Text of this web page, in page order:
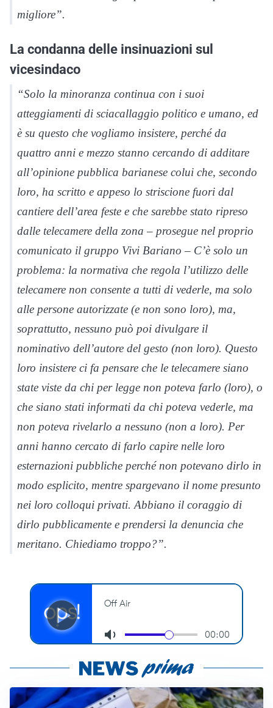
migliore”.
La condanna delle insinuazioni sul
vicesindaco
“Solo la minoranza continua con i suoi
atteggiamenti di sciacallaggio politico e umano, ed
è su questo che vogliamo insistere, perché da
quattro anni e mezzo stanno cercando di additare
all’opinione pubblica barianese colui che, secondo
loro, ha scritto e appeso lo striscione fuori dal
cantiere dell’area feste e che sarebbe stato ripreso
dalle telecamere della zona – prosegue nel proprio
comunicato il gruppo Vivi Bariano – C’è solo un
problema: la normativa che regola l’utilizzo delle
telecamere non consente a tutti di vederle, ma solo
alle persone autorizzate (e non sono loro), ma,
soprattutto, nessuno può poi divulgare il
nominativo dell’autore del gesto (non loro). Questo
loro insistere ci fa pensare che le telecamere siano
state viste da chi per legge non poteva farlo (loro), o
che siano stati informati da chi poteva vederle, ma
non poteva rivelarlo a nessuno (non a loro). Per
anni hanno cercato di farlo capire nelle loro
esternazioni pubbliche perché non potevano dirlo in
modo esplicito, mentre spargevano il nome presunto
nei loro colloqui privati. Abbiano il coraggio di
dirlo pubblicamente e prendersi la denuncia che
meritano. Chiediamo troppo?”.